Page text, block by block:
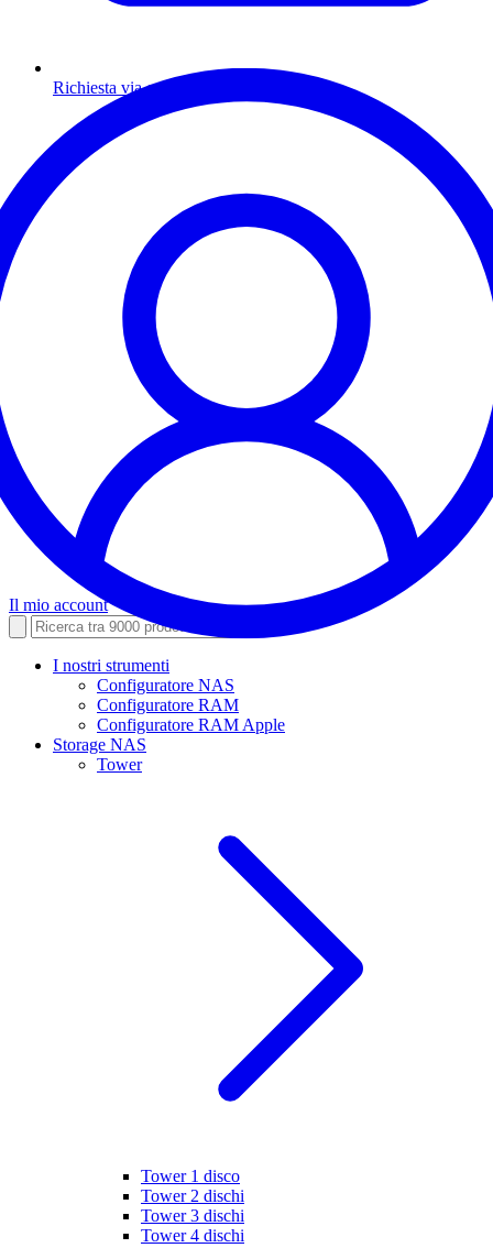
Richiesta via email
Il mio account
I nostri strumenti
Configuratore NAS
Configuratore RAM
Configuratore RAM Apple
Storage NAS
Tower
Tower 1 disco
Tower 2 dischi
Tower 3 dischi
Tower 4 dischi